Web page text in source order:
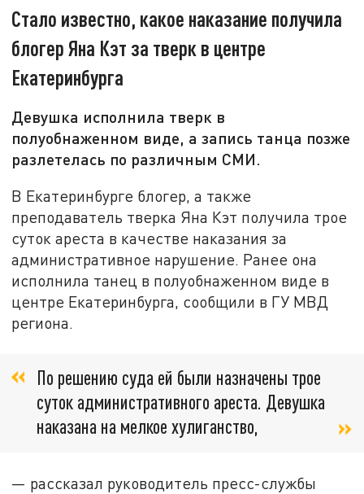
Стало известно, какое наказание получила
блогер Яна Кэт за тверк в центре
Екатеринбурга
Девушка исполнила тверк в
полуобнаженном виде, а запись танца позже
разлетелась по различным СМИ.
В Екатеринбурге блогер, а также
преподаватель тверка Яна Кэт получила трое
суток ареста в качестве наказания за
административное нарушение. Ранее она
исполнила танец в полуобнаженном виде в
центре Екатеринбурга, сообщили в ГУ МВД
региона.
По решению суда ей были назначены трое
суток административного ареста. Девушка
наказана на мелкое хулиганство,
— рассказал руководитель пресс-службы